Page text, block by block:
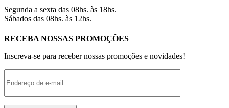
Segunda a sexta das 08hs. às 18hs.
Sábados das 08hs. às 12hs.
RECEBA NOSSAS PROMOÇÕES
Inscreva-se para receber nossas promoções e novidades!